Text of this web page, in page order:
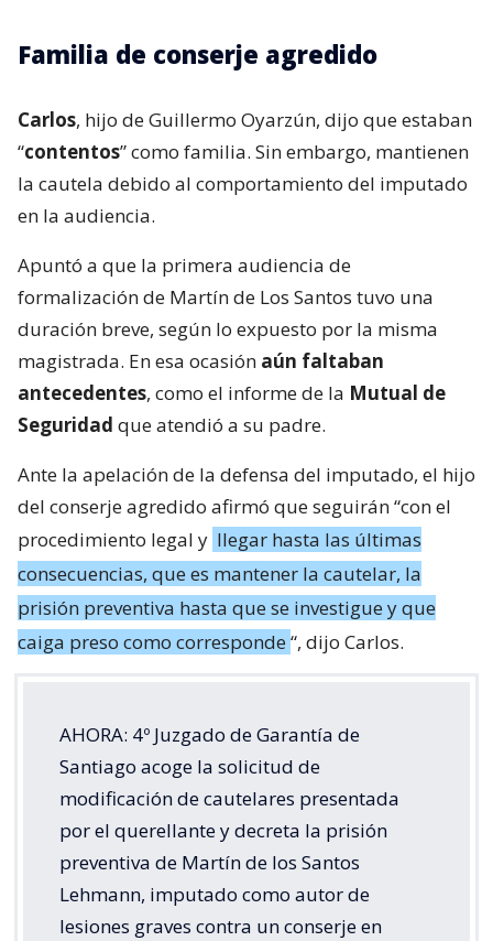
Familia de conserje agredido
Carlos, hijo de Guillermo Oyarzún, dijo que estaban
“contentos” como familia. Sin embargo, mantienen
la cautela debido al comportamiento del imputado
en la audiencia.
Apuntó a que la primera audiencia de
formalización de Martín de Los Santos tuvo una
duración breve, según lo expuesto por la misma
magistrada. En esa ocasión aún faltaban
antecedentes, como el informe de la Mutual de
Seguridad que atendió a su padre.
Ante la apelación de la defensa del imputado, el hijo
del conserje agredido afirmó que seguirán “con el
procedimiento legal y llegar hasta las últimas
consecuencias, que es mantener la cautelar, la
prisión preventiva hasta que se investigue y que
caiga preso como corresponde“, dijo Carlos.
AHORA: 4º Juzgado de Garantía de
Santiago acoge la solicitud de
modificación de cautelares presentada
por el querellante y decreta la prisión
preventiva de Martín de los Santos
Lehmann, imputado como autor de
lesiones graves contra un conserje en